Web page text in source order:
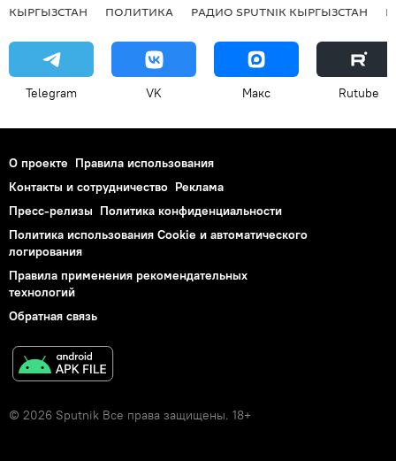
КЫРГЫЗСТАН ПОЛИТИКА РАДИО SPUTNIK КЫРГЫЗСТАН
Telegram VK Макс Rutube
О проекте Правила использования
Контакты и сотрудничество Реклама
Пресс-релизы Политика конфиденциальности
Политика использования Cookie и автоматического
логирования
Правила применения рекомендательных
технологий
Обратная связь
© 2026 Sputnik Все права защищены. 18+